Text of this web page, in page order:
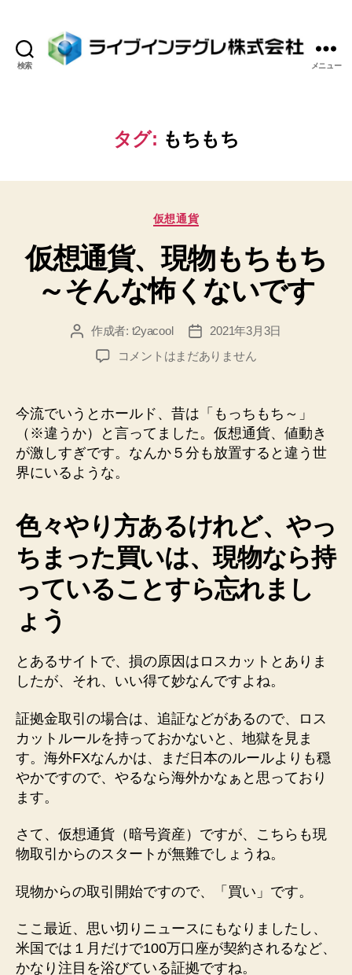
検索
イ
ン
グ
株
会
社
メニュー
タグ: もちもち
カ
ゴ
リ
ー
仮想通貨
仮想通貨、現物もちもち
～そんな怖くないです
投 作成者: t2yacool
投
稿
日
2021年3月3日
仮
貨、
現
物
も
ち
ち
～
そ
ん
な
怖
で
す
の
コメントはまだありません
今流でいうとホールド、昔は「もっちもち～」
（※違うか）と言ってました。仮想通貨、値動き
が激しすぎです。なんか５分も放置すると違う世
界にいるような。
色々やり方あるけれど、やっ
ちまった買いは、現物なら持
っていることすら忘れまし
ょう
とあるサイトで、損の原因はロスカットとありま
したが、それ、いい得て妙なんですよね。
証拠金取引の場合は、追証などがあるので、ロス
カットルールを持っておかないと、地獄を見ま
す。海外FXなんかは、まだ日本のルールよりも穏
やかですので、やるなら海外かなぁと思っており
ます。
さて、仮想通貨（暗号資産）ですが、こちらも現
物取引からのスタートが無難でしょうね。
現物からの取引開始ですので、「買い」です。
ここ最近、思い切りニュースにもなりましたし、
米国では１月だけで100万口座が契約されるなど、
かなり注目を浴びている証拠ですね。